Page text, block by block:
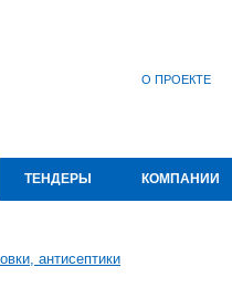
О ПРОЕКТЕ
ТЕНДЕРЫ КОМПАНИИ
антисептики